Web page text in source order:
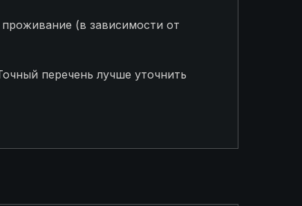
(в зависимости от
перечень лучше уточнить